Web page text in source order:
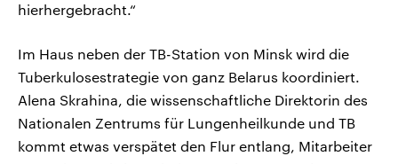
hierhergebracht.“
Im Haus neben der TB-Station von Minsk wird die
Tuberkulosestrategie von ganz Belarus koordiniert.
Alena Skrahina, die wissenschaftliche Direktorin des
Nationalen Zentrums für Lungenheilkunde und TB
kommt etwas verspätet den Flur entlang, Mitarbeiter